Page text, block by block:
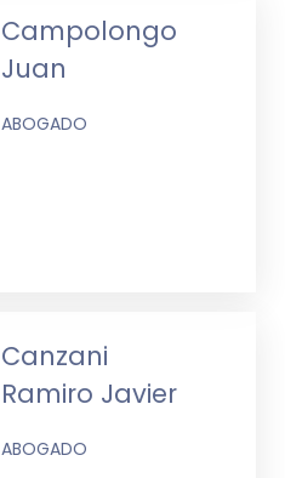
Campolongo
Juan
ABOGADO
Canzani
Ramiro Javier
ABOGADO